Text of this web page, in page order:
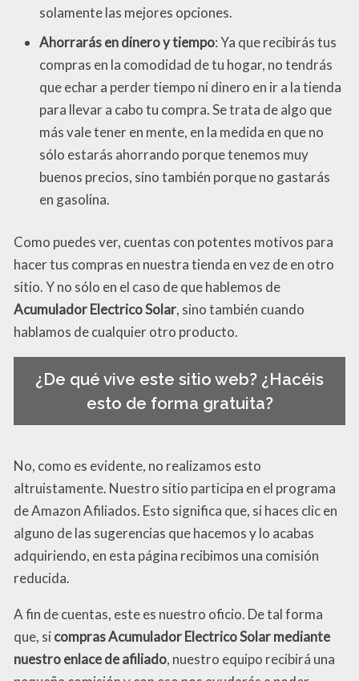
solamente las mejores opciones.
Ahorrarás en dinero y tiempo: Ya que recibirás tus
compras en la comodidad de tu hogar, no tendrás
que echar a perder tiempo ni dinero en ir a la tienda
para llevar a cabo tu compra. Se trata de algo que
más vale tener en mente, en la medida en que no
sólo estarás ahorrando porque tenemos muy
buenos precios, sino también porque no gastarás
en gasolina.
Como puedes ver, cuentas con potentes motivos para
hacer tus compras en nuestra tienda en vez de en otro
sitio. Y no sólo en el caso de que hablemos de
Acumulador Electrico Solar, sino también cuando
hablamos de cualquier otro producto.
¿De qué vive este sitio web? ¿Hacéis
esto de forma gratuita?
No, como es evidente, no realizamos esto
altruistamente. Nuestro sitio participa en el programa
de Amazon Afiliados. Esto significa que, si haces clic en
alguno de las sugerencias que hacemos y lo acabas
adquiriendo, en esta página recibimos una comisión
reducida.
A fin de cuentas, este es nuestro oficio. De tal forma
que, si compras Acumulador Electrico Solar mediante
nuestro enlace de afiliado, nuestro equipo recibirá una